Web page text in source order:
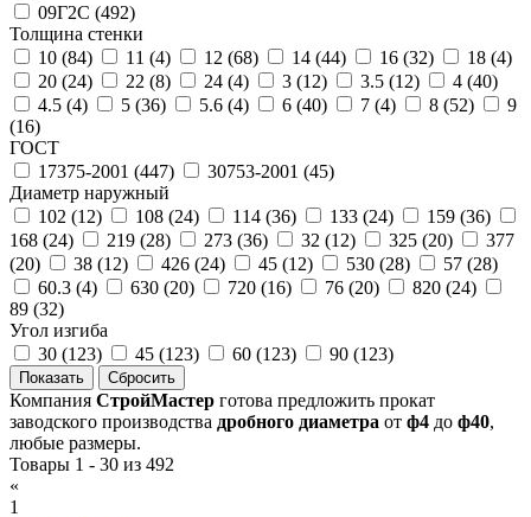
09Г2С (492)
Толщина стенки
10 (84) 11 (4) 12 (68) 14 (44) 16 (32) 18 (4)
20 (24) 22 (8) 24 (4) 3 (12) 3.5 (12) 4 (40)
4.5 (4) 5 (36) 5.6 (4) 6 (40) 7 (4) 8 (52)
9
(16)
ГОСТ
17375-2001 (447) 30753-2001 (45)
Диаметр наружный
102 (12) 108 (24) 114 (36) 133 (24) 159 (36)
168 (24) 219 (28) 273 (36) 32 (12) 325 (20)
377
(20) 38 (12) 426 (24) 45 (12) 530 (28) 57 (28)
60.3 (4) 630 (20) 720 (16) 76 (20) 820 (24)
89 (32)
Угол изгиба
30 (123) 45 (123) 60 (123) 90 (123)
Компания СтройМастер готова предложить прокат
заводского производства дробного диаметра от ф4 до ф40,
любые размеры.
Товары 1 - 30 из 492
«
1